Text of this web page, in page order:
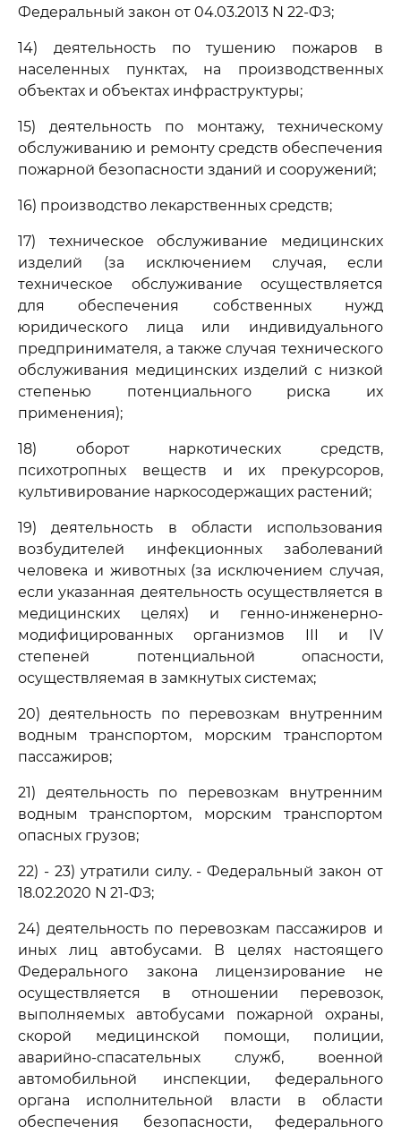
Федеральный закон от 04.03.2013 N 22-ФЗ;
14) деятельность по тушению пожаров в
населенных пунктах, на производственных
объектах и объектах инфраструктуры;
15) деятельность по монтажу, техническому
обслуживанию и ремонту средств обеспечения
пожарной безопасности зданий и сооружений;
16) производство лекарственных средств;
17) техническое обслуживание медицинских
изделий (за исключением случая, если
техническое обслуживание осуществляется
для обеспечения собственных нужд
юридического лица или индивидуального
предпринимателя, а также случая технического
обслуживания медицинских изделий с низкой
степенью потенциального риска их
применения);
18) оборот наркотических средств,
психотропных веществ и их прекурсоров,
культивирование наркосодержащих растений;
19) деятельность в области использования
возбудителей инфекционных заболеваний
человека и животных (за исключением случая,
если указанная деятельность осуществляется в
медицинских целях) и генно-инженерно-
модифицированных организмов III и IV
степеней потенциальной опасности,
осуществляемая в замкнутых системах;
20) деятельность по перевозкам внутренним
водным транспортом, морским транспортом
пассажиров;
21) деятельность по перевозкам внутренним
водным транспортом, морским транспортом
опасных грузов;
22) - 23) утратили силу. - Федеральный закон от
18.02.2020 N 21-ФЗ;
24) деятельность по перевозкам пассажиров и
иных лиц автобусами. В целях настоящего
Федерального закона лицензирование не
осуществляется в отношении перевозок,
выполняемых автобусами пожарной охраны,
скорой медицинской помощи, полиции,
аварийно-спасательных служб, военной
автомобильной инспекции, федерального
органа исполнительной власти в области
обеспечения безопасности, федерального